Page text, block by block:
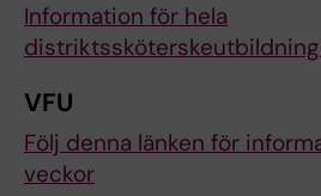
Information för hela
VFU
Följ denna länken för
veckor